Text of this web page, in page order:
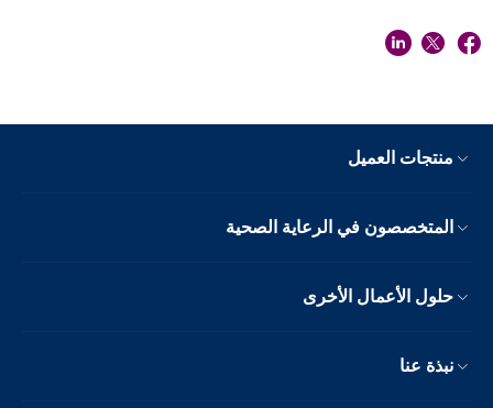
منتجات العميل
المتخصصون في الرعاية الصحية
حلول الأعمال الأخرى
نبذة عنا